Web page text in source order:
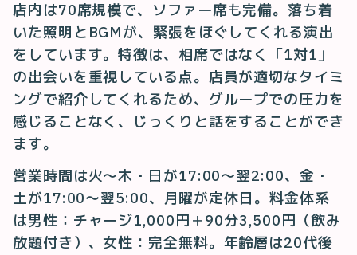
店内は70席規模で、ソファー席も完備。落ち着
いた照明とBGMが、緊張をほぐしてくれる演出
をしています。特徴は、相席ではなく「1対1」
の出会いを重視している点。店員が適切なタイミ
ングで紹介してくれるため、グループでの圧力を
感じることなく、じっくりと話をすることができ
ます。
営業時間は火〜木・日が17:00〜翌2:00、金・
土が17:00〜翌5:00、月曜が定休日。料金体系
は男性：チャージ1,000円＋90分3,500円（飲み
放題付き）、女性：完全無料。年齢層は20代後